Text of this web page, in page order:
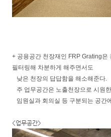
+ 공용공간 천장재인 FRP Grating은
필터링해 차분하게 해주면서도
낮은 천장의 답답함을 해소해준다.
주 업무공간은 노출천장으로 시원
임원실과 회의실 등 구분되는 공간
<업무공간>